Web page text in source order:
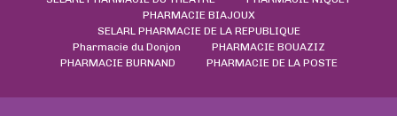
PHARMACIE BIAJOUX
SELARL PHARMACIE DE LA REPUBLIQUE
Pharmacie du Donjon
PHARMACIE BOUAZIZ
PHARMACIE BURNAND
PHARMACIE DE LA POSTE